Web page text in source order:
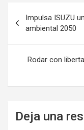
de
entradas
Impulsa ISUZU
ambiental 2050
Rodar con
Deja una